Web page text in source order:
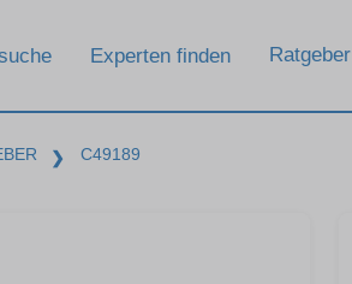
Experten finden Ratgeber
❯ C49189